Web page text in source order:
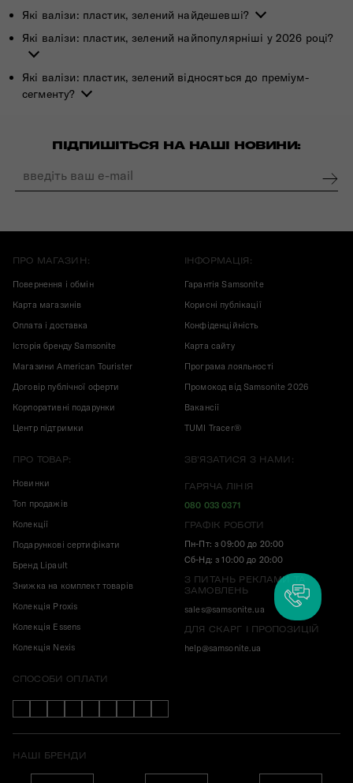
Які валізи: пластик, зелений найдешевші?
Які валізи: пластик, зелений найпопулярніші у 2026 році?
Які валізи: пластик, зелений відносяться до преміум-
сегменту?
ПІДПИШІТЬСЯ НА НАШІ НОВИНИ:
ПРО МАГАЗИН:
Повернення і обмін
Карта магазинів
Оплата і доставка
Історія бренду Samsonite
Магазини American Tourister
Договір публічної оферти
Корпоративні подарунки
Центр підтримки
ІНФОРМАЦІЯ:
Гарантія Samsonite
Корисні публікації
Конфіденційність
Карта сайту
Програма лояльності
Промокод від Samsonite 2026
Вакансії
TUMI Tracer®
ПРО ТОВАР:
Новинки
Топ продажів
Колекції
Подарункові сертифікати
Бренд Lipault
Знижка на комплект товарів
Колекція Proxis
Колекція Essens
Колекція Nexis
ЗВ'ЯЗАТИСЯ З НАМИ:
ГАРЯЧА ЛІНІЯ
080 033 0371
ГРАФІК РОБОТИ
Пн-Пт: з 09:00 до 20:00
Сб-Нд: з 10:00 до 20:00
З ПИТАНЬ РЕКЛАМИ ТА
ЗАМОВЛЕНЬ
sales@samsonite.ua
ДЛЯ СКАРГ І ПРОПОЗИЦІЙ
help@samsonite.ua
СПОСОБИ ОПЛАТИ
НАШІ БРЕНДИ